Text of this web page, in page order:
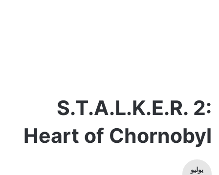
S.T.A.L.K.E.R. 2:
Heart of Chornobyl
يوليو